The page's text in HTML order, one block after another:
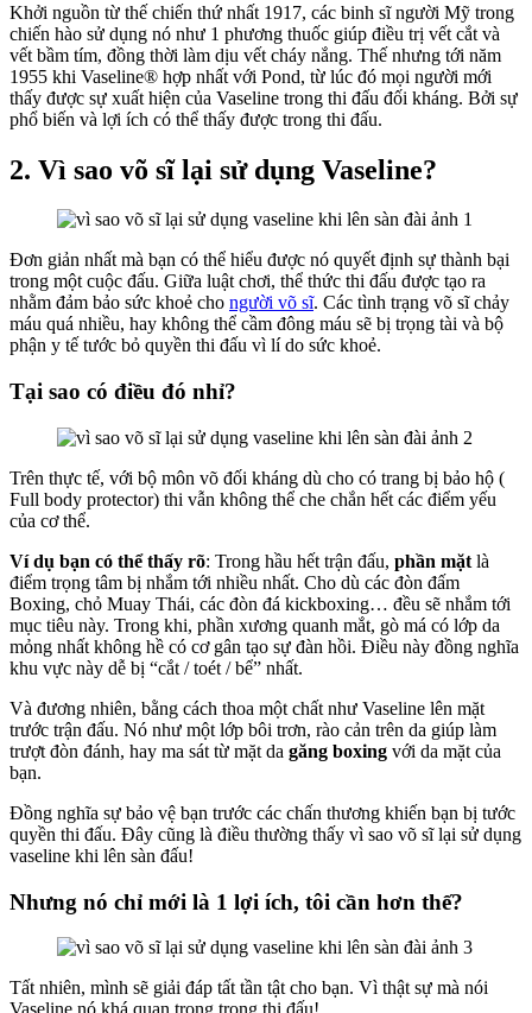
Khởi nguồn từ thế chiến thứ nhất 1917, các binh sĩ người Mỹ trong
chiến hào sử dụng nó như 1 phương thuốc giúp điều trị vết cắt và
vết bầm tím, đồng thời làm dịu vết cháy nắng. Thế nhưng tới năm
1955 khi Vaseline® hợp nhất với Pond, từ lúc đó mọi người mới
thấy được sự xuất hiện của Vaseline trong thi đấu đối kháng. Bởi sự
phổ biến và lợi ích có thể thấy được trong thi đấu.
2. Vì sao võ sĩ lại sử dụng Vaseline?
Đơn giản nhất mà bạn có thể hiểu được nó quyết định sự thành bại
trong một cuộc đấu. Giữa luật chơi, thể thức thi đấu được tạo ra
nhằm đảm bảo sức khoẻ cho người võ sĩ. Các tình trạng võ sĩ chảy
máu quá nhiều, hay không thể cầm đông máu sẽ bị trọng tài và bộ
phận y tế tước bỏ quyền thi đấu vì lí do sức khoẻ.
Tại sao có điều đó nhỉ?
Trên thực tế, với bộ môn võ đối kháng dù cho có trang bị bảo hộ (
Full body protector) thi vẫn không thể che chắn hết các điểm yếu
của cơ thể.
Ví dụ bạn có thể thấy rõ: Trong hầu hết trận đấu, phần mặt là
điểm trọng tâm bị nhắm tới nhiều nhất. Cho dù các đòn đấm
Boxing, chỏ Muay Thái, các đòn đá kickboxing… đều sẽ nhắm tới
mục tiêu này. Trong khi, phần xương quanh mắt, gò má có lớp da
mỏng nhất không hề có cơ gân tạo sự đàn hồi. Điều này đồng nghĩa
khu vực này dễ bị “cắt / toét / bể” nhất.
Và đương nhiên, bằng cách thoa một chất như Vaseline lên mặt
trước trận đấu. Nó như một lớp bôi trơn, rào cản trên da giúp làm
trượt đòn đánh, hay ma sát từ mặt da găng boxing với da mặt của
bạn.
Đồng nghĩa sự bảo vệ bạn trước các chấn thương khiến bạn bị tước
quyền thi đấu. Đây cũng là điều thường thấy vì sao võ sĩ lại sử dụng
vaseline khi lên sàn đấu!
Nhưng nó chỉ mới là 1 lợi ích, tôi cần hơn thế?
Tất nhiên, mình sẽ giải đáp tất tần tật cho bạn. Vì thật sự mà nói